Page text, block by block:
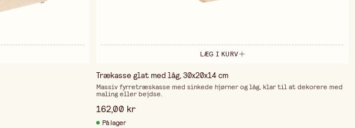
LÆG I KURV
Trækasse glat med låg, 30x20x14 cm
Massiv fyrretræskasse med sinkede hjørner og låg, klar til at dekorere med
maling eller bejdse.
162,00 kr
På lager